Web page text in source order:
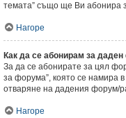
темата” също ще Ви абонира
Нагоре
Как да се абонирам за
За да се абонирате за цял
за форума”, която се намира
отваряне на дадения форум/
Нагоре